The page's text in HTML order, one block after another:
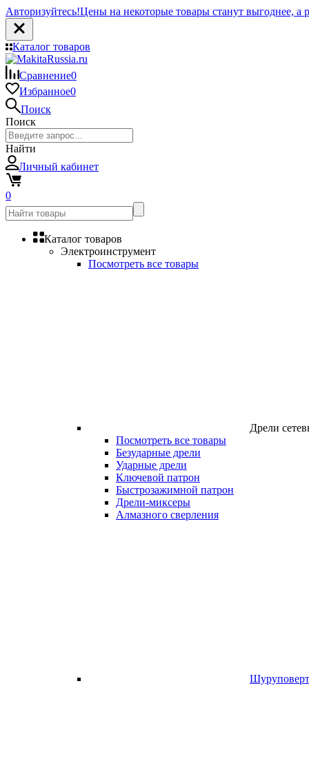
Авторизуйтесь!Цены на некоторые товары станут выгоднее, а
Каталог товаров
Сравнение0
Избранное0
Поиск
Поиск
Найти
Личный кабинет
0
Каталог товаров
Электроинструмент
Посмотреть все товары
Дрели
Посмотреть все товары
Безударные дрели
Ударные дрели
Ключевой патрон
Быстрозажимной патрон
Дрели-миксеры
Алмазного сверления